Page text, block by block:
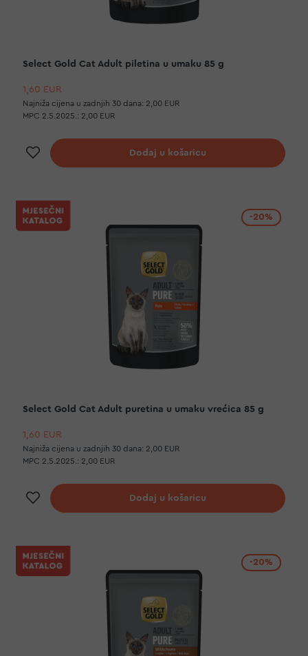
Select Gold Cat Adult piletina u umaku 85 g
1,60 EUR
Najniža cijena u zadnjih 30 dana: 2,00 EUR
MPC 2.5.2025.: 2,00 EUR
Dodaj na listu želja
Dodaj u košaricu
-20%
Select Gold Cat Adult puretina u umaku vrećica 85 g
1,60 EUR
Najniža cijena u zadnjih 30 dana: 2,00 EUR
MPC 2.5.2025.: 2,00 EUR
Dodaj na listu želja
Dodaj u košaricu
-20%